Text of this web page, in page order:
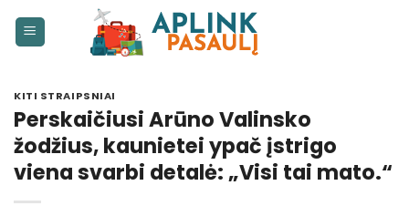
KITI STRAIPSNIAI
Perskaičiusi Arūno Valinsko
žodžius, kaunietei ypač įstrigo
viena svarbi detalė: „Visi tai mato.“